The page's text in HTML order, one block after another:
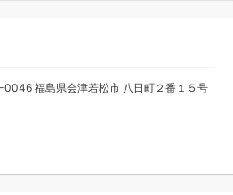
0046 福島県会津若松市 八日町２番１５号